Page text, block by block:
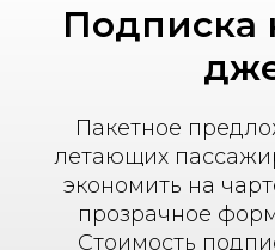
Подписка
Пакетное
летающих
экономить на
прозрачное
Стоимость